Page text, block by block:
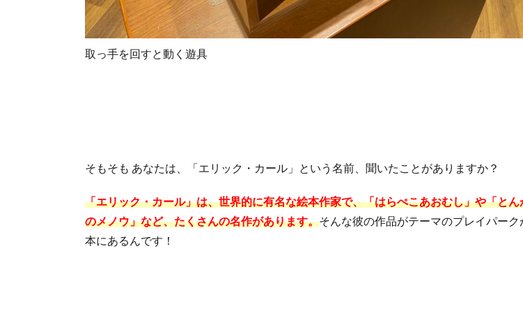
取っ手を回すと動く遊具
そもそも あなたは、「エリック・カール」という名前、聞いたことがありますか？
「エリック・カール」は、世界的に有名な絵本作家で、「はらぺこあおむし」や「とん
のメノウ」など、たくさんの名作があります。そんな彼の作品がテーマのプレイパーク
本にあるんです！